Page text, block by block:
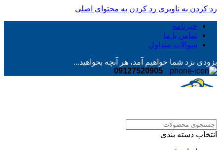
رد کردن به ناوبری رد کردن به محتوای اصلی
خبرنامه
تماس با ما
سوالات متداول
بزودی نزد شما خواهیم آمد، هر آنچه بخواهید...
09127520905
انتخاب دسته بندی